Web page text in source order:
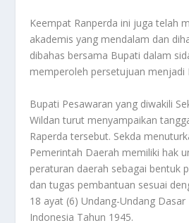
Keempat Ranperda ini juga telah
akademis yang mendalam dan
dibahas bersama Bupati dalam
memperoleh persetujuan menjadi
Bupati Pesawaran yang diwakili
Wildan turut menyampaikan
Raperda tersebut. Sekda
Pemerintah Daerah memiliki hak
peraturan daerah sebagai bentuk
dan tugas pembantuan sesuai
18 ayat (6) Undang-Undang
Indonesia Tahun 1945.